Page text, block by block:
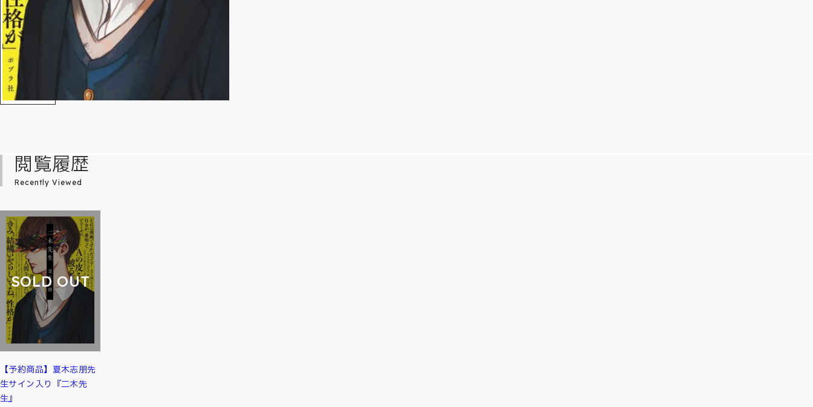
閲覧履歴
Recently Viewed
SOLD OUT
【予約商品】夏木志朋先
生サイン入り『二木先
生』